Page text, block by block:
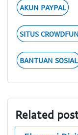
AKUN PAYPAL
SITUS
BANTUAN SOSIAL
Related